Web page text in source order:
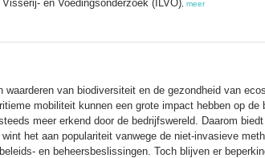
en Voedingsonderzoek (ILVO) meer
waarderen van biodiversiteit en de gezondheid van
mobiliteit kunnen een grote impact hebben op
meer erkend door de bedrijfswereld. Daarom
het aan populariteit vanwege de niet-invasieve
en beheersbeslissingen. Toch blijven er